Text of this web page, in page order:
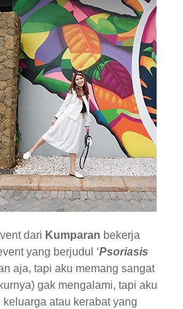
dari Kumparan bekerja
yang berjudul ‘Psoriasis
aja, tapi aku memang sangat
gak mengalami, tapi aku
atau kerabat yang